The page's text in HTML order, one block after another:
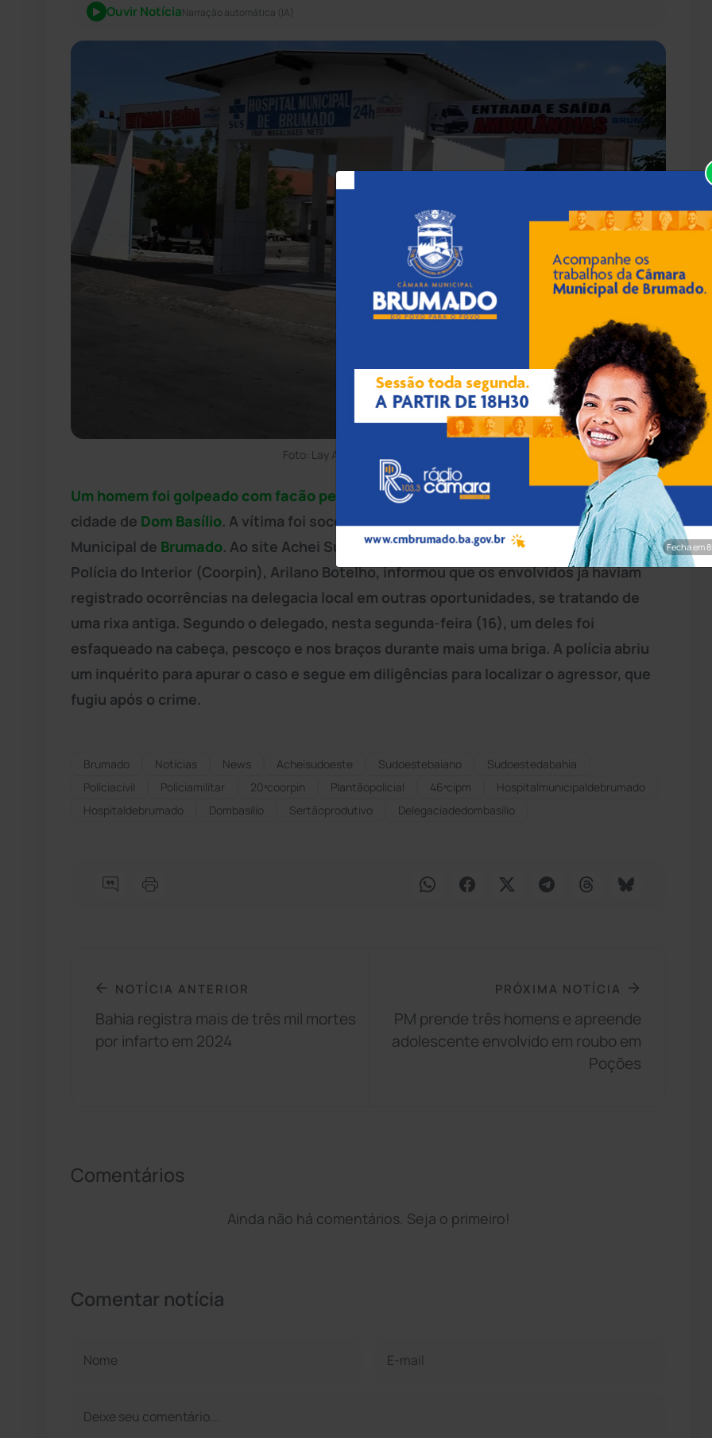
Ouvir NotíciaNarração automática (IA)
Foto: Lay Amorim/Achei Sudoeste
Um homem foi golpeado com facão pelo próprio sobrinho em plena feira livrena
cidade de Dom Basílio. A vítima foi socorrida e está em estado grave no Hospital
Municipal de Brumado. Ao site Achei Sudoeste, o delegado da 20ª Coordenadoria de
Polícia do Interior (Coorpin), Arilano Botelho, informou que os envolvidos já haviam
registrado ocorrências na delegacia local em outras oportunidades, se tratando de
uma rixa antiga. Segundo o delegado, nesta segunda-feira (16), um deles foi
esfaqueado na cabeça, pescoço e nos braços durante mais uma briga. A polícia abriu
um inquérito para apurar o caso e segue em diligências para localizar o agressor, que
fugiu após o crime.
Brumado Notícias News Acheisudoeste Sudoestebaiano
Sudoestedabahia
Políciacivil
Políciamilitar 20ªcoorpin Plantãopolicial 46ªcipm
Hospitalmunicipaldebrumado
Hospitaldebrumado
Dombasílio Sertãoprodutivo Delegaciadedombasílio
NOTÍCIA ANTERIOR
Bahia registra mais de três mil mortes
por infarto em 2024
PRÓXIMA NOTÍCIA
PM prende três homens e apreende
adolescente envolvido em roubo em
Poções
Comentários
Ainda não há comentários. Seja o primeiro!
Comentar notícia
Fecha em